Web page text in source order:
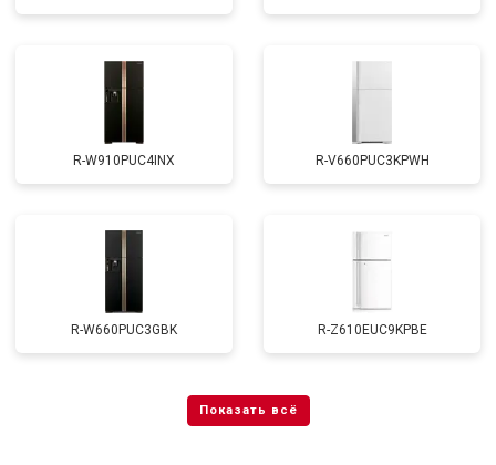
R-W910PUC4INX R-V660PUC3KPWH
R-W660PUC3GBK R-Z610EUC9KPBE